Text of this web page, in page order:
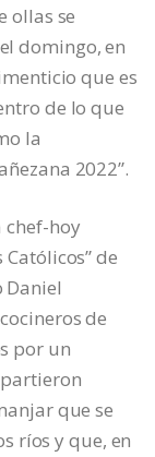
ollas se
domingo, en
que es
de lo que
la
2022”.
chef-hoy
de
Daniel
de
por un
que se
ríos y que, en